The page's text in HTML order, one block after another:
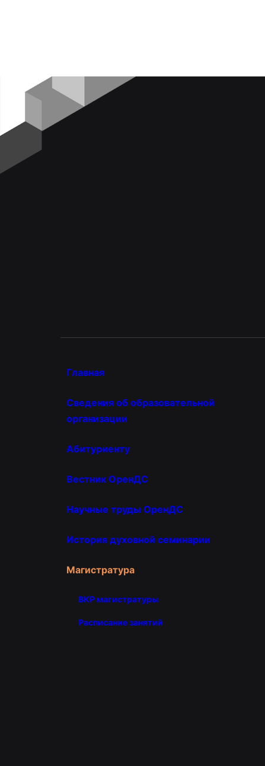
Главная
Сведения об образовательной
организации
Абитуриенту
Вестник ОренДС
Научные труды ОренДС
История духовной семинарии
Магистратура
ВКР магистратуры
Расписание занятий